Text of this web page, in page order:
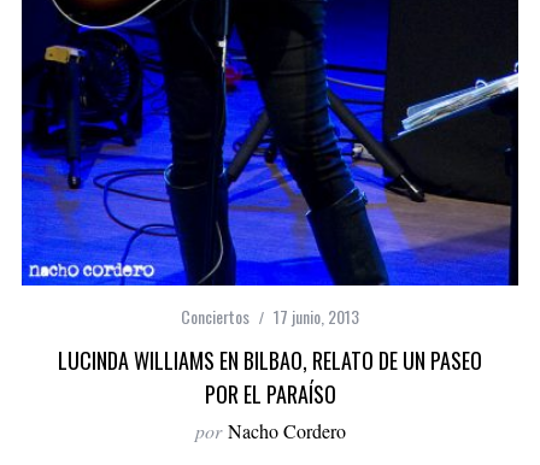
Conciertos 17 junio, 2013
LUCINDA WILLIAMS EN BILBAO, RELATO DE UN PASEO
POR EL PARAÍSO
por Nacho Cordero